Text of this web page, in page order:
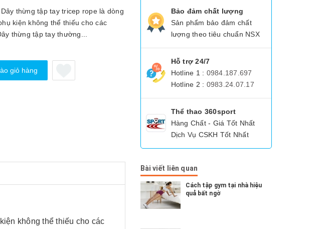
thừng tập tay tricep rope là dòng
kiện không thể thiếu cho các
thừng tập tay thường...
giỏ hàng
không thể thiếu cho các
Bảo đảm chất lượng
Sản phẩm bảo đảm chất
lượng theo tiêu chuẩn NSX
Hỗ trợ 24/7
Hotline 1 : 0984.187.697
Hotline 2 : 0983.24.07.17
Thể thao 360sport
Hàng Chất - Giá Tốt Nhất
Dịch Vụ CSKH Tốt Nhất
Bài viết liên quan
Cách tập gym tại nhà hiệu
quả bất ngờ